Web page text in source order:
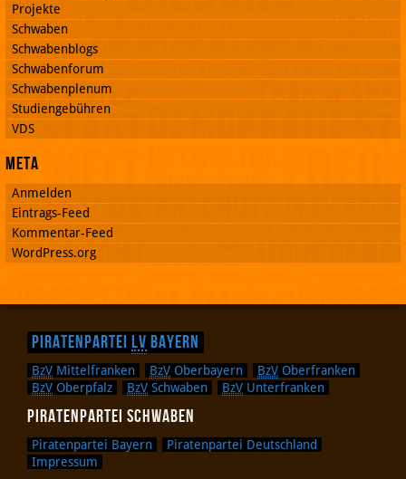
Projekte
Schwaben
Schwabenblogs
Schwabenforum
Schwabenplenum
Studiengebühren
VDS
Meta
Anmelden
Eintrags-Feed
Kommentar-Feed
WordPress.org
Piratenpartei LV Bayern
BzV Mittelfranken BzV Oberbayern BzV Oberfranken
BzV Oberpfalz BzV Schwaben BzV Unterfranken
Piratenpartei Schwaben
Piratenpartei Bayern
Piratenpartei Deutschland
Impressum